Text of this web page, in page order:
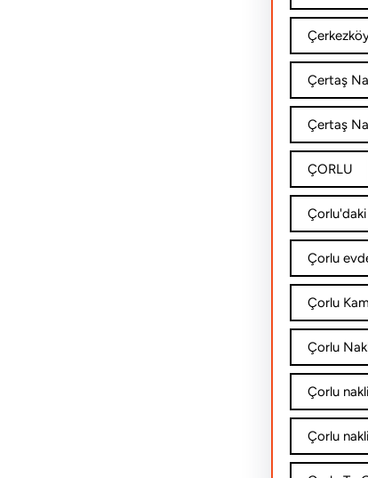
Çertaş
Çertaş
ÇORLU
Çorlu
Çorlu
Çorlu
Çorlu
Çorlu